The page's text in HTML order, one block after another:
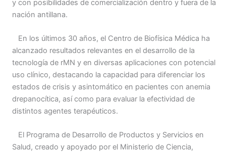
y con posibilidades de comercialización dentro y fuera de la
nación antillana.
En los últimos 30 años, el Centro de Biofísica Médica ha
alcanzado resultados relevantes en el desarrollo de la
tecnología de rMN y en diversas aplicaciones con potencial
uso clínico, destacando la capacidad para diferenciar los
estados de crisis y asintomático en pacientes con anemia
drepanocítica, así como para evaluar la efectividad de
distintos agentes terapéuticos.
El Programa de Desarrollo de Productos y Servicios en
Salud, creado y apoyado por el Ministerio de Ciencia,